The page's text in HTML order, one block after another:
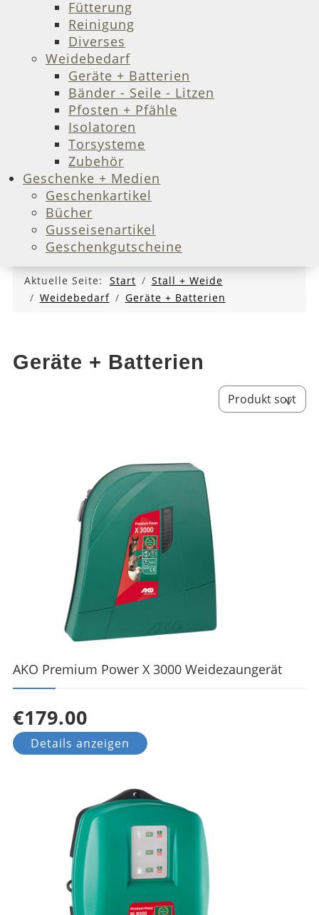
Fütterung
Reinigung
Diverses
Weidebedarf
Geräte + Batterien
Bänder - Seile - Litzen
Pfosten + Pfähle
Isolatoren
Torsysteme
Zubehör
Geschenke + Medien
Geschenkartikel
Bücher
Gusseisenartikel
Geschenkgutscheine
Aktuelle Seite: Start
Stall + Weide
Weidebedarf
Geräte + Batterien
Geräte + Batterien
Sort by
AKO Premium Power X 3000 Weidezaungerät
€179.00
Details anzeigen